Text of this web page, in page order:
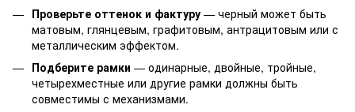
Проверьте оттенок и фактуру — черный может быть
матовым, глянцевым, графитовым, антрацитовым или с
металлическим эффектом.
Подберите рамки — одинарные, двойные, тройные,
четырехместные или другие рамки должны быть
совместимы с механизмами.